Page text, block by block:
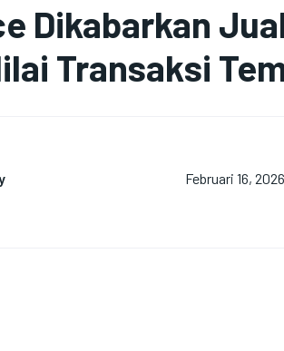
Dikabarkan
Transaksi
Februari 16, 2026